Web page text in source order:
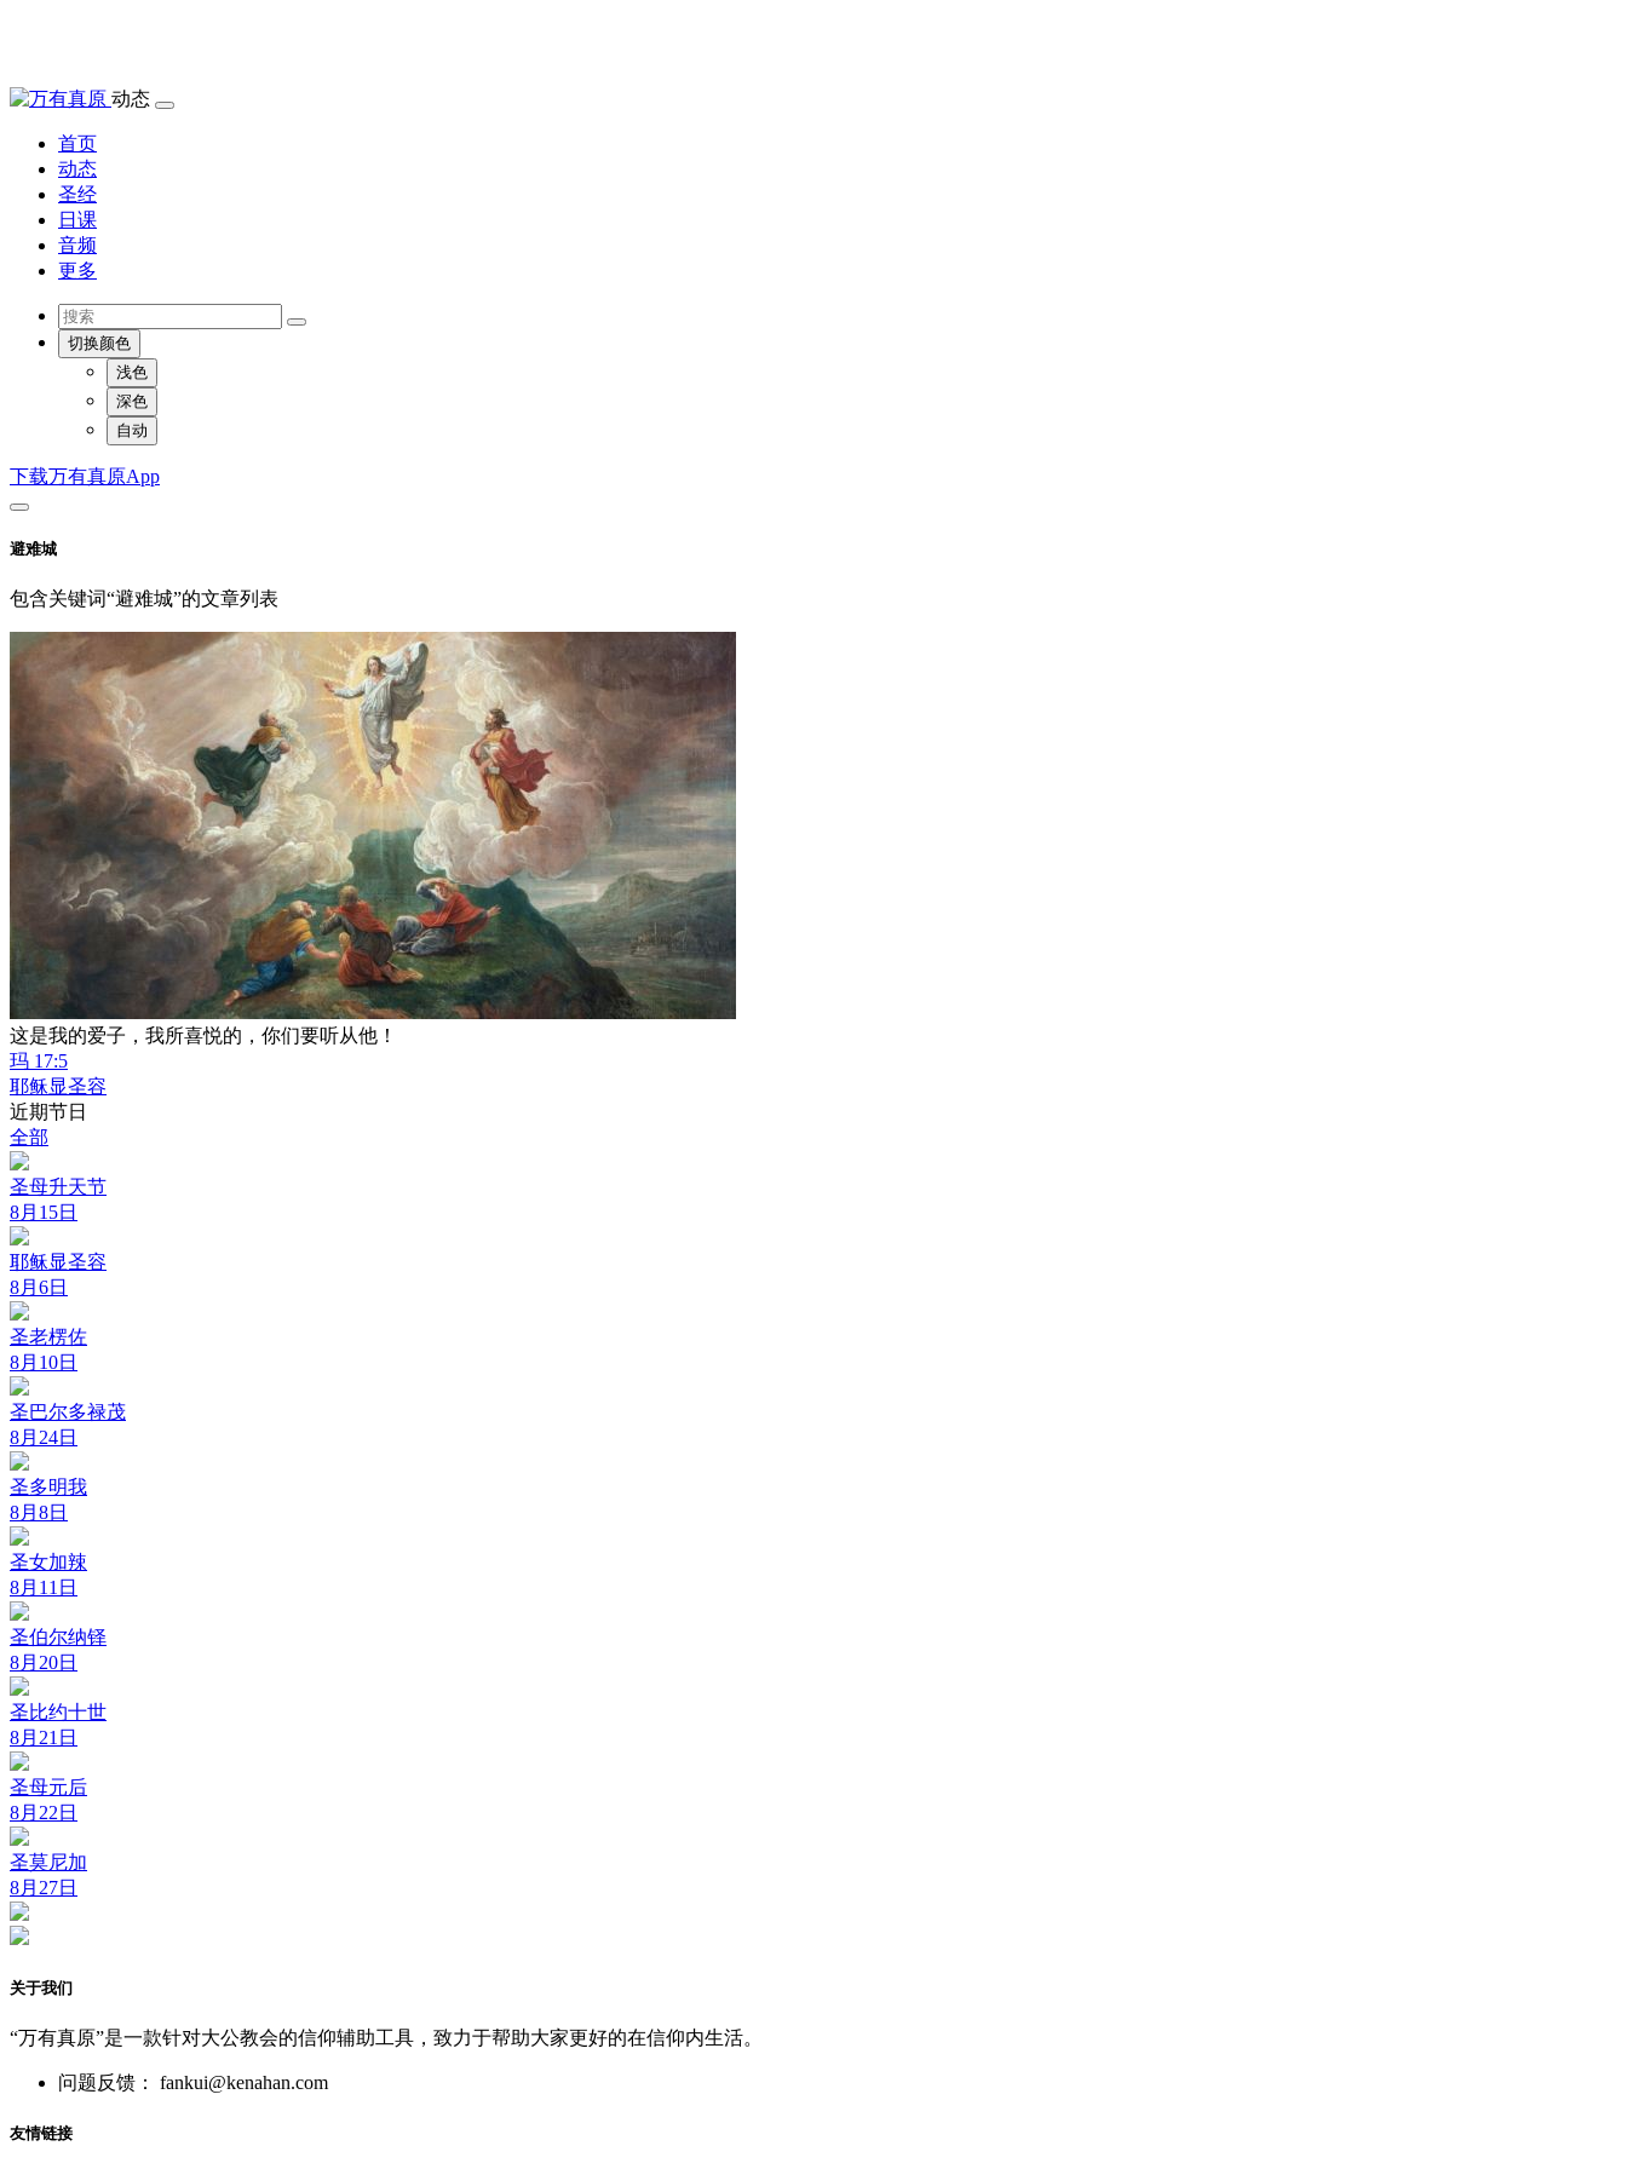
动态
首页
动态
圣经
日课
音频
更多
切换颜色
浅色
深色
自动
下载万有真原App
避难城
包含关键词“避难城”的文章列表
这是我的爱子，我所喜悦的，你们要听从他！
玛 17:5
耶稣显圣容
近期节日
全部
圣母升天节
8月15日
耶稣显圣容
8月6日
圣老楞佐
8月10日
圣巴尔多禄茂
8月24日
圣多明我
8月8日
圣女加辣
8月11日
圣伯尔纳铎
8月20日
圣比约十世
8月21日
圣母元后
8月22日
圣莫尼加
8月27日
关于我们
“万有真原”是一款针对大公教会的信仰辅助工具，致力于帮助大家更好的在信仰内生活。
问题反馈： fankui@kenahan.com
友情链接